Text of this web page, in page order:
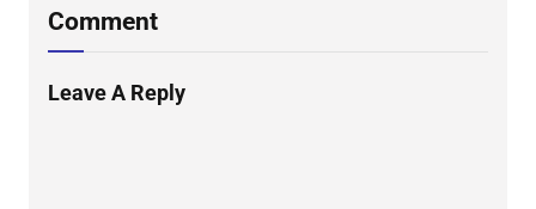
Comment
Leave A Reply